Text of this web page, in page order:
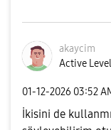
akaycim
Active
‎01-12-2026 03:52
İkisini de